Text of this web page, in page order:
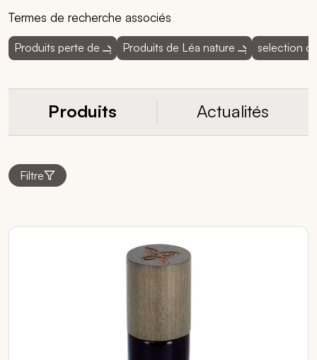
Termes de recherche associés
Produits perte de Produits de Léa nature selection
Filtre
Produits Actualités